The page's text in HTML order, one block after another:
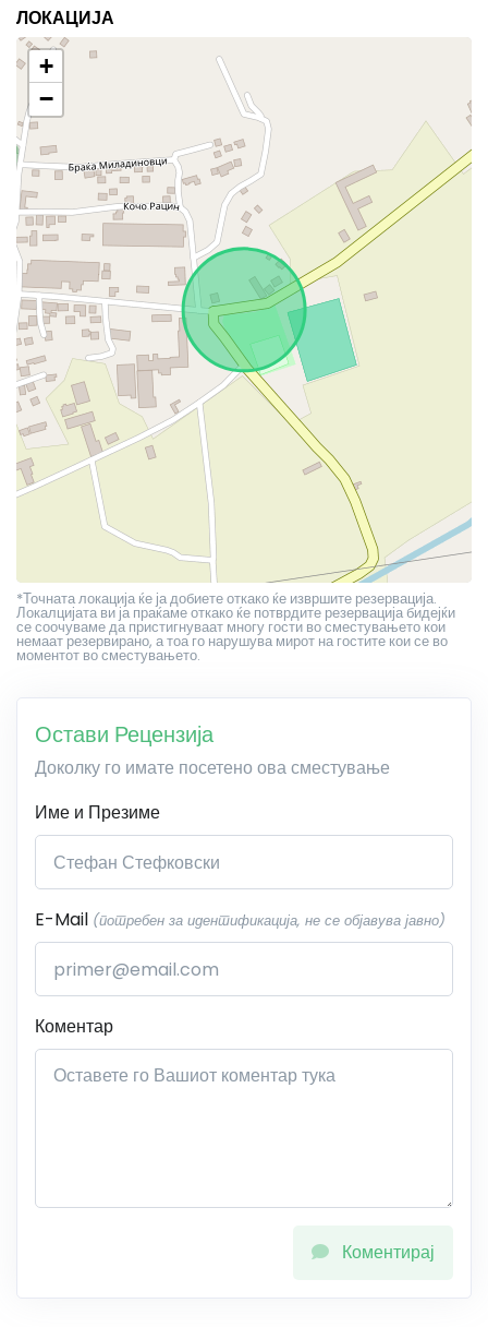
ЛОКАЦИЈА
+
−
*Точната локација ќе ја добиете откако ќе извршите резервација.
Локалцијата ви ја праќаме откако ќе потврдите резервација бидејќи
се соочуваме да пристигнуваат многу гости во сместувањето кои
немаат резервирано, а тоа го нарушува мирот на гостите кои се во
моментот во сместувањето.
Остави Рецензија
Доколку го имате посетено ова сместување
Име и Презиме
E-Mail (потребен за идентификација, не се објавува јавно)
Коментар
Коментирај